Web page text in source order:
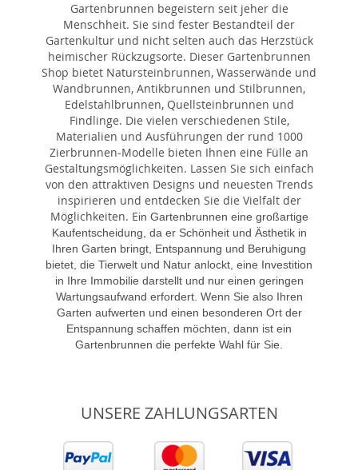
Gartenbrunnen begeistern seit jeher die
Menschheit. Sie sind fester Bestandteil der
Gartenkultur und nicht selten auch das Herzstück
heimischer Rückzugsorte. Dieser Gartenbrunnen
Shop bietet Natursteinbrunnen, Wasserwände und
Wandbrunnen, Antikbrunnen und Stilbrunnen,
Edelstahlbrunnen, Quellsteinbrunnen und
Findlinge. Die vielen verschiedenen Stile,
Materialien und Ausführungen der rund 1000
Zierbrunnen-Modelle bieten Ihnen eine Fülle an
Gestaltungsmöglichkeiten. Lassen Sie sich einfach
von den attraktiven Designs und neuesten Trends
inspirieren und entdecken Sie die Vielfalt der
Möglichkeiten. Ein Gartenbrunnen eine großartige
Kaufentscheidung, da er Schönheit und Ästhetik in
Ihren Garten bringt, Entspannung und Beruhigung
bietet, die Tierwelt und Natur anlockt, eine Investition
in Ihre Immobilie darstellt und nur einen geringen
Wartungsaufwand erfordert. Wenn Sie also Ihren
Garten aufwerten und einen besonderen Ort der
Entspannung schaffen möchten, dann ist ein
Gartenbrunnen die perfekte Wahl für Sie.
UNSERE ZAHLUNGSARTEN